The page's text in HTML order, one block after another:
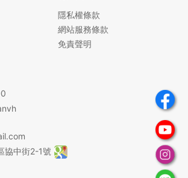
隱私權條款
網站服務條款
免責聲明
協中街2-1號